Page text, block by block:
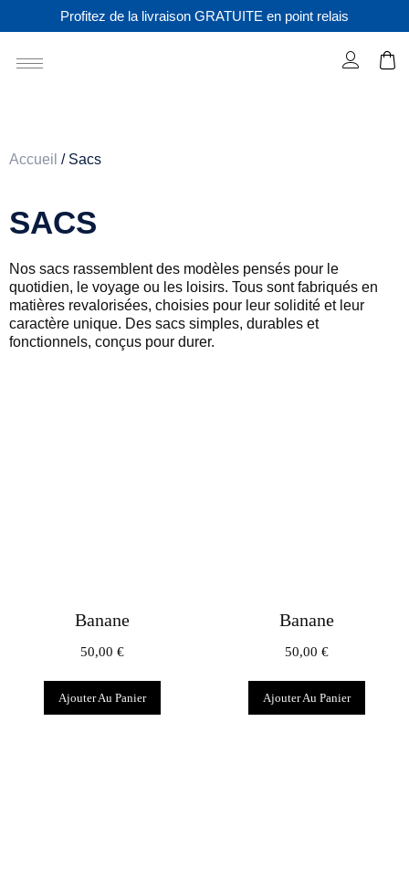
Profitez de la livraison GRATUITE en point relais
Accueil / Sacs
SACS
Nos sacs rassemblent des modèles pensés pour le
quotidien, le voyage ou les loisirs. Tous sont fabriqués en
matières revalorisées, choisies pour leur solidité et leur
caractère unique. Des sacs simples, durables et
fonctionnels, conçus pour durer.
Banane
50,00 €
Ajouter Au Panier
Banane
50,00 €
Ajouter Au Panier